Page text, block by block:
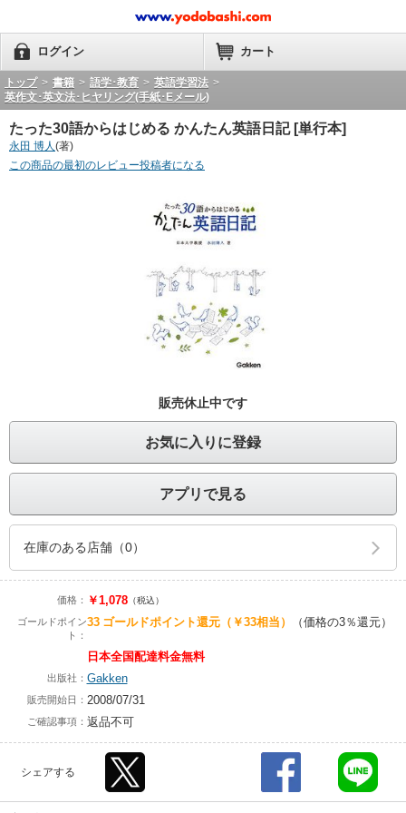
ログイン カート
トップ > 書籍 > 語学･教育 > 英語学習法 >
英作文･英文法･ヒヤリング(手紙･Eメール)
たった30語からはじめる かんたん英語日記 [単行本]
永田 博人(著)
この商品の最初のレビュー投稿者になる
販売休止中です
お気に入りに登録
アプリで見る
在庫のある店舗（0）
価格： ￥1,078（税込）
ゴールドポイン
ト：
33 ゴールドポイント還元（￥33相当） （価格の3％還元）
日本全国配達料金無料
出版社： Gakken
販売開始日： 2008/07/31
ご確認事項： 返品不可
シェアする